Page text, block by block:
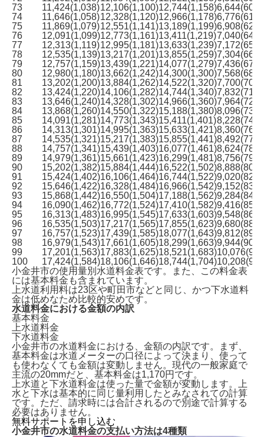
73
11,424(1,038)12,106(1,100)12,744(1,158)6,644(604)
74
11,646(1,058)12,328(1,120)12,966(1,178)6,776(616)
75
11,869(1,079)12,551(1,141)13,189(1,199)6,908(628)
76
12,091(1,099)12,773(1,161)13,411(1,219)7,040(640)
77
12,313(1,119)12,995(1,181)13,633(1,239)7,172(652)
78
12,535(1,139)13,217(1,201)13,855(1,259)7,304(664)
79
12,757(1,159)13,439(1,221)14,077(1,279)7,436(676)
80
12,980(1,180)13,662(1,242)14,300(1,300)7,568(688)
81
13,202(1,200)13,884(1,262)14,522(1,320)7,700(700)
82
13,424(1,220)14,106(1,282)14,744(1,340)7,832(712)
83
13,646(1,240)14,328(1,302)14,966(1,360)7,964(724)
84
13,868(1,260)14,550(1,322)15,188(1,380)8,096(736)
85
14,091(1,281)14,773(1,343)15,411(1,401)8,228(748)
86
14,313(1,301)14,995(1,363)15,633(1,421)8,360(760)
87
14,535(1,321)15,217(1,383)15,855(1,441)8,492(772)
88
14,757(1,341)15,439(1,403)16,077(1,461)8,624(784)
89
14,979(1,361)15,661(1,423)16,299(1,481)8,756(796)
90
15,202(1,382)15,884(1,444)16,522(1,502)8,888(808)
91
15,424(1,402)16,106(1,464)16,744(1,522)9,020(820)
92
15,646(1,422)16,328(1,484)16,966(1,542)9,152(832)
93
15,868(1,442)16,550(1,504)17,188(1,562)9,284(844)
94
16,090(1,462)16,772(1,524)17,410(1,582)9,416(856)
95
16,313(1,483)16,995(1,545)17,633(1,603)9,548(868)
96
16,535(1,503)17,217(1,565)17,855(1,623)9,680(880)
97
16,757(1,523)17,439(1,585)18,077(1,643)9,812(892)
98
16,979(1,543)17,661(1,605)18,299(1,663)9,944(904)
99
17,201(1,563)17,883(1,625)18,521(1,683)
100
17,424(1,584)18,106(1,646)18,744(1,704)
小金井市の使用量別水道料金表です。また、この料金表
には基本料金も含まれています。
上水道利用料は23区や町田市などと同じ、かつ下水道料
金は低めなため比較的安めです。
水道料金における金額の内訳
基本料金
上水道料金
下水道料金
小金井市の水道料金における、金額の内訳です。まず、
基本料金は水道メーターの口径によって決まり、使って
も使わなくても金額は変動しません。現代の一般家庭で
主流の20mmだと、基本料金は1,170円 です。
上水道と下水道料金は使った量で金額が変動します。上
水と下水は基本的に同じ量利用したとみなされての計算
です。ただ、請求時には合計されるので別途で計算する
必要はありません。
無料サポートを申し込む
小金井市の水道料金の支払い方法は4種類
小金井市で水道を開栓する方法は2種類
ガスや電気も申し込むなら「全国水道サポートセンタ
ー」がおすすめ！
小金井市で水道手続きに必要な情報
小金井市の水道料金一覧表
小金井市の水道料金の支払い方法は4種類
水道に関する引越し後の注意点
よくある質問
まとめ｜小金井市での水道手続き